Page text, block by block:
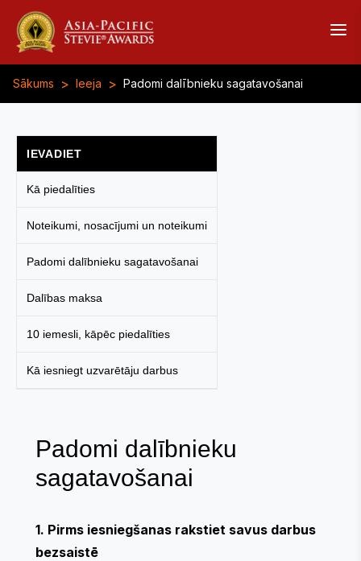
Sākums > Ieeja > Padomi dalībnieku sagatavošanai
IEVADIET
Kā piedalīties
Noteikumi, nosacījumi un noteikumi
Padomi dalībnieku sagatavošanai
Dalības maksa
10 iemesli, kāpēc piedalīties
Kā iesniegt uzvarētāju darbus
Padomi dalībnieku
sagatavošanai
1. Pirms iesniegšanas rakstiet savus darbus
bezsaistē